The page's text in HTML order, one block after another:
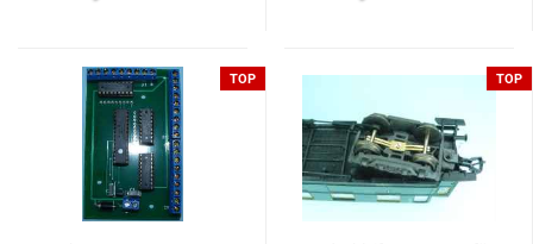
TOP TOP